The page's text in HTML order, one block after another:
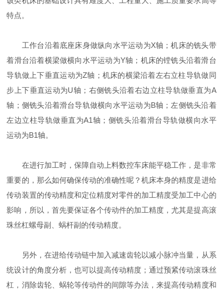
特点。
工作台沿着底座床身做纵向水平运动为X轴；机床的铣头带
着滑台沿着横梁做横向水平运动为Y轴；机床的镗铣头沿着滑台
导轨做上下垂直运动为Z轴；机床的横梁沿着左右立柱导轨做同
步上下垂直运动为U轴；右侧铣头沿着右边立柱导轨做垂直为A
轴；侧铣头沿着滑台导轨做横向水平运动为B轴；左侧铣头沿着
左边立柱导轨做垂直为A1轴；侧铣头沿着滑台导轨做横向水平
运动为B1轴。
在进行加工时，保障自动上料数控车床能平稳工作，是非常
重要的，那么如何确保传动的准确性呢？机床本身的精度是进给
传动装置的传动精度和定位精度对零件的加工精度受加工中心的
影响，所以，首先要保证各个传动件的加工精度，尤其是提高滚
珠丝杠螺母副、蜗杆副的传动精度。
另外，在进给传动链中加入减速齿轮以减小脉冲当量，从系
统设计的角度分析，也可以提高传动精度；通过预紧传动滚珠丝
杠，消除齿轮、蜗轮等传动件的间隙等办法，来提高传动精度和